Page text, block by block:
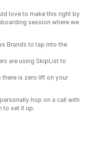
love to make this right by
session where we
Brands to tap into the
are using SkipList to
is zero lift on your
hop on a call with
to set it up.